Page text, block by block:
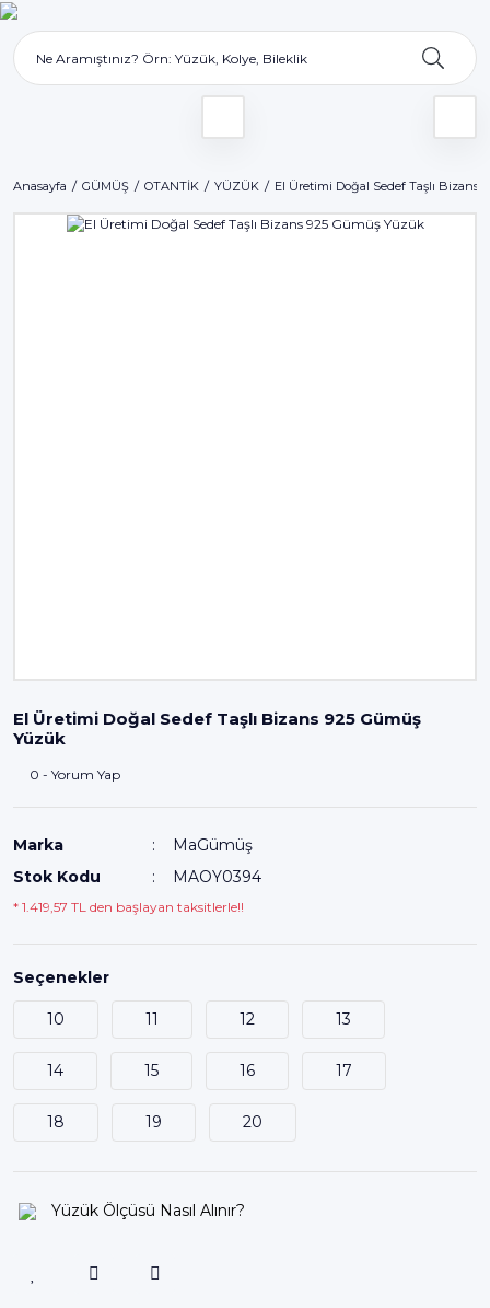
Anasayfa GÜMÜŞ OTANTİK YÜZÜK El Üretimi Doğal Sedef Taşlı Bizans
El Üretimi Doğal Sedef Taşlı Bizans 925 Gümüş
Yüzük
0 - Yorum Yap
Marka
MaGümüş
Stok Kodu
MAOY0394
* 1.419,57 TL den başlayan taksitlerle!!
Seçenekler
10 11 12 13
14 15 16 17
18 19 20
Yüzük Ölçüsü Nasıl Alınır?